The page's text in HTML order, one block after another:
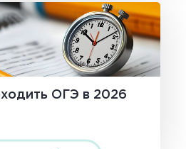
ОГЭ в 2026